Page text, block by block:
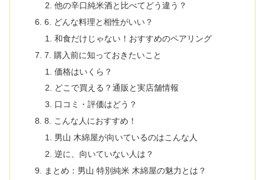
他の辛口純米酒と比べてどう違う？
6. どんな料理と相性がいい？
和食だけじゃない！おすすめのペアリング
7. 購入前に知っておきたいこと
価格はいくら？
どこで買える？通販と実店舗情報
口コミ・評価はどう？
8. こんな人におすすめ！
男山 木綿屋が向いているのはこんな人
逆に、向いていない人は？
まとめ：男山 特別純米 木綿屋の魅力とは？